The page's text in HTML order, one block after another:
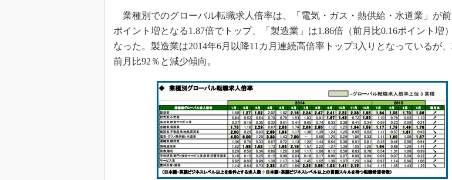
製造業ビッグデータ
メイドインジャパン
知財マネジメント
海外生産
グローバル設計・開発
制御セキュリティ
新型コロナへの対応
業種別でのグローバル転職求人倍率は、「電気・ガス・熱供給・水道業」が前
ポイント増となる1.87倍でトップ、「製造業」は1.86倍（前月比0.16ポイント増
なった。製造業は2014年6月以降11カ月連続高倍率トップ3入りとなっているが
前月比92％と減少傾向。